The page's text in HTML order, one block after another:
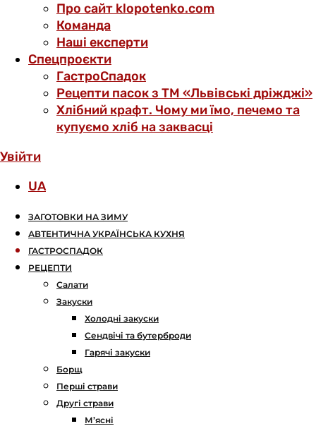
Про сайт klopotenko.com
Команда
Наші експерти
Спецпроєкти
ГастроСпадок
Рецепти пасок з ТМ «Львівські дріжджі»
Хлібний крафт. Чому ми їмо, печемо та
купуємо хліб на заквасці
Увійти
UA
ЗАГОТОВКИ НА ЗИМУ
АВТЕНТИЧНА УКРАЇНСЬКА КУХНЯ
ГАСТРОСПАДОК
РЕЦЕПТИ
Салати
Закуски
Холодні закуски
Сендвічі та бутерброди
Гарячі закуски
Борщ
Перші страви
Другі страви
М’ясні